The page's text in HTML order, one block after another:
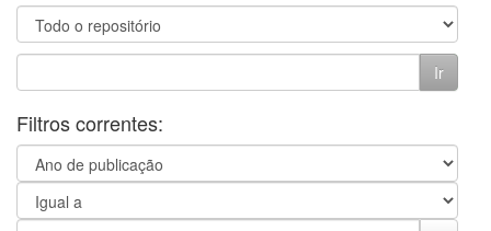
Filtros correntes: